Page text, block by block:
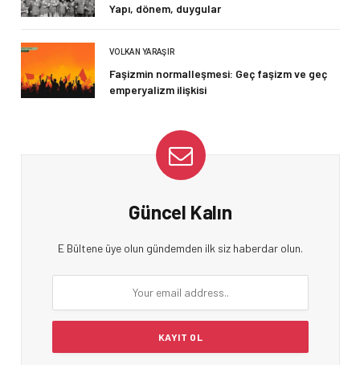
Yapı, dönem, duygular
VOLKAN YARAŞIR
Faşizmin normalleşmesi: Geç faşizm ve geç
emperyalizm ilişkisi
Güncel Kalın
E Bültene üye olun gündemden ilk siz haberdar olun.